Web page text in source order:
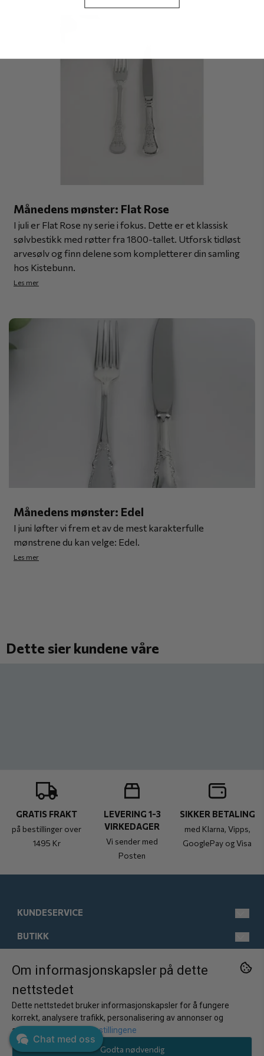
Månedens mønster: Flat Rose
I juli er Flat Rose ny serie i fokus. Dette er et klassisk
sølvbestikk med røtter fra 1800-tallet. Utforsk tidløst
arvesølv og finn delene som kompletterer din samling
hos Kistebunn.
Les mer
Månedens mønster: Edel
I juni løfter vi frem et av de mest karakterfulle
mønstrene du kan velge: Edel.
Les mer
Dette sier kundene våre
GRATIS FRAKT
på bestillinger over
1495 Kr
LEVERING 1-3
VIRKEDAGER
Vi sender med
Posten
SIKKER BETALING
med Klarna, Vipps,
GooglePay og Visa
KUNDESERVICE
post@kistebunn.no
Tlf: 958 11 529
Man-Fre kl 9-17
Østregate 21
2317 Hamar
Norge
BUTIKK
Salgsbetingelser
Kontakt oss
Opprett konto
Logg inn
Om oss
Kundeomtaler
Ofte stilte spørsmål
FØLG OSS
Facebook
Instagram
Nyhetsbrev
Om informasjonskapsler på dette
nettstedet
Dette nettstedet bruker informasjonskapsler for å fungere
korrekt, analysere trafikk, personalisering av annonser og
annonsering.
Juster innstillingene
Godta nødvendig
Chat med oss